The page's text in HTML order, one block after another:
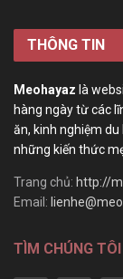
THÔNG TIN
Meohayaz là
hàng ngày từ các
ăn, kinh nghiệm
những kiến thức
Trang chủ: http://
Email:
TÌM CHÚNG